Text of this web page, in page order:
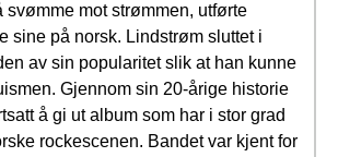
svømme mot strømmen, utførte
sine på norsk. Lindstrøm sluttet i
av sin popularitet slik at han kunne
Gjennom sin 20-årige historie
å gi ut album som har i stor grad
rockescenen. Bandet var kjent for